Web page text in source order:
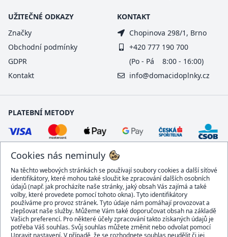
Cookies nás neminuly
Na těchto webových stránkách se používají soubory cookies a další síťové
identifikátory, které mohou také sloužit ke zpracování dalších osobních
údajů (např. jak procházíte naše stránky, jaký obsah Vás zajímá a také
volby, které provedete pomocí tohoto okna). Tyto identifikátory
používáme pro provoz stránek. Tyto údaje nám pomáhají provozovat a
zlepšovat naše služby. Můžeme Vám také doporučovat obsah na základě
Vašich preferencí. Pro některé účely zpracování takto získaných údajů je
potřeba Váš souhlas. Svůj souhlas můžete změnit nebo odvolat pomocí
Upravit nastavení. V případě, že se rozhodnete souhlas neudělit či jej
UŽITEČNÉ ODKAZY
Značky
Obchodní podmínky
GDPR
Kontakt
KONTAKT
Chopinova 298/1, Brno
+420 777 190 700
(Po - Pá 8:00 - 16:00)
info@domacidoplnky.cz
PLATEBNÍ METODY
DOPRAVCI